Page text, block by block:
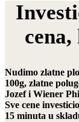
Nudimo zlatne
100g, zlatne
Jozef i Wiener
Sve cene
15 minuta u